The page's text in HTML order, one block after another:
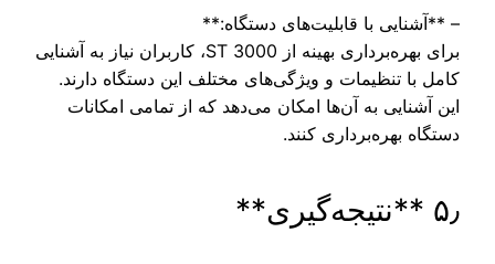
– **آشنایی با قابلیت‌های دستگاه:**
برای بهره‌برداری بهینه از ST 3000، کاربران نیاز به آشنایی
کامل با تنظیمات و ویژگی‌های مختلف این دستگاه دارند.
این آشنایی به آن‌ها امکان می‌دهد که از تمامی امکانات
دستگاه بهره‌برداری کنند.